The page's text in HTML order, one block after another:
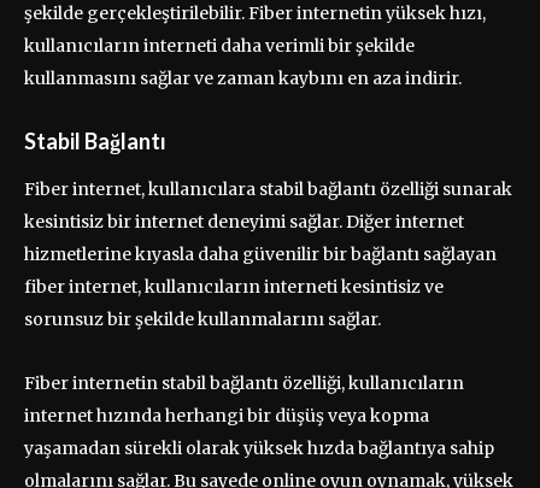
şekilde gerçekleştirilebilir. Fiber internetin yüksek hızı,
kullanıcıların interneti daha verimli bir şekilde
kullanmasını sağlar ve zaman kaybını en aza indirir.
Stabil Bağlantı
Fiber internet, kullanıcılara stabil bağlantı özelliği sunarak
kesintisiz bir internet deneyimi sağlar. Diğer internet
hizmetlerine kıyasla daha güvenilir bir bağlantı sağlayan
fiber internet, kullanıcıların interneti kesintisiz ve
sorunsuz bir şekilde kullanmalarını sağlar.
Fiber internetin stabil bağlantı özelliği, kullanıcıların
internet hızında herhangi bir düşüş veya kopma
yaşamadan sürekli olarak yüksek hızda bağlantıya sahip
olmalarını sağlar. Bu sayede online oyun oynamak, yüksek